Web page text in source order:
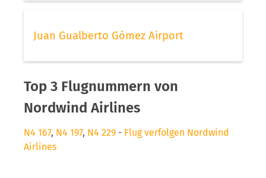
Juan Gualberto Gómez Airport
Top 3 Flugnummern von
Nordwind Airlines
N4 167, N4 197, N4 229 - Flug verfolgen Nordwind
Airlines